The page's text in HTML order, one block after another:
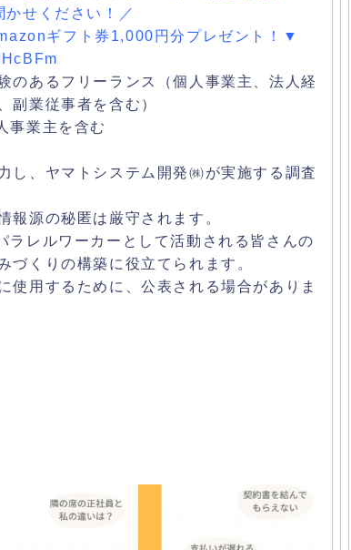
せください！／
ギフト券1,000円分プレゼント！▼
のあるフリーランス（個人事業主、法人経
副業従事者を含む）
事業主を含む
し、ヤマトシステム開発㈱が実施する調査
源の秘匿は厳守されます。
ラレルワーカーとして活動される皆さんの
づくりの構築に役立てられます。
使用するために、公表される場合がありま